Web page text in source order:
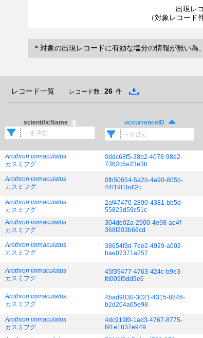
出現レ
（対象レコード
＊対象の出現レコードに有効な塩分の情報が無い為
レコード一覧 レコード数 : 26 件
scientificName occurrenceID
Arothron immaculatus
カスミフグ
0ddc68f5-38b2-4078-98e2-
7362c6e23e3b
Arothron immaculatus
カスミフグ
0fb50654-5a2b-4a90-805b-
44f19f1bdf2c
Arothron immaculatus
カスミフグ
2af47470-2890-4381-bb5d-
55823d59c51c
Arothron immaculatus
カスミフグ
304de02a-2900-4e98-ae4f-
368f203b66cd
Arothron immaculatus
カスミフグ
38654f3d-7ee2-4929-a002-
bae07371a257
Arothron immaculatus
カスミフグ
45f39477-4763-424c-b9e3-
fd009f9dd9e6
Arothron immaculatus
カスミフグ
4bad9030-3021-4315-8846-
b2d204a65e98
Arothron immaculatus
カスミフグ
4dc919f0-1ad3-4767-8775-
f91e1837e949